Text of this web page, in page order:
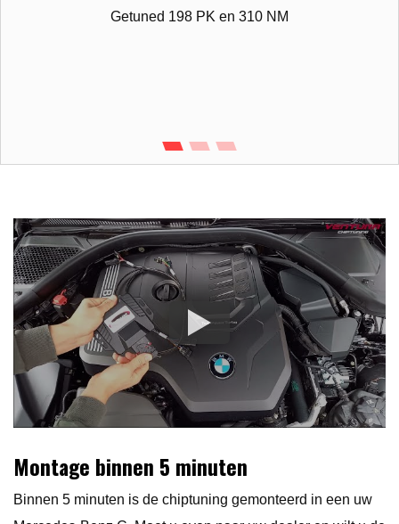
Getuned 198 PK en 310 NM
Montage binnen 5 minuten
Binnen 5 minuten is de chiptuning gemonteerd in een uw